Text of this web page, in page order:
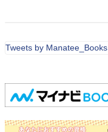
Tweets by Manatee_Books